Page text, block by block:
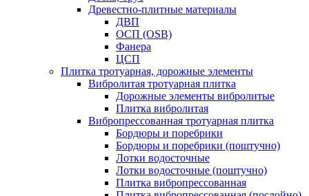
Древестно-плитные материалы
ДВП
ОСП (OSB)
Фанера
ЦСП
Плитка тротуарная, дорожные элементы
Вибролитая тротуарная плитка
Дорожные элементы вибролитые
Плитка вибролитая
Вибропрессованная тротуарная плитка
Бордюры и поребрики
Бордюры и поребрики (поштучно)
Лотки водосточные
Лотки водосточные (поштучно)
Плитка вибропрессованная